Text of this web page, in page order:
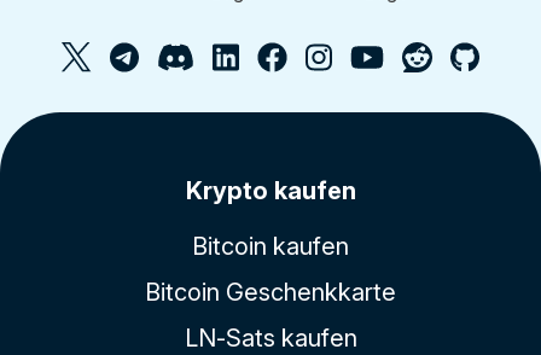
Krypto kaufen
Bitcoin kaufen
Bitcoin Geschenkkarte
LN-Sats kaufen